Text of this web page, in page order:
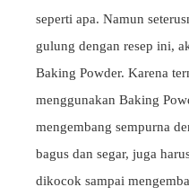
seperti apa. Namun
gulung dengan resep ini,
Baking Powder. Karena
menggunakan Baking
mengembang sempurna
bagus dan segar, juga
dikocok sampai